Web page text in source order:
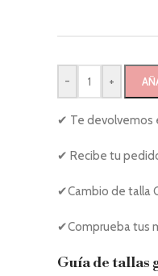
- +
✔ Te devolvemos
✔ Recibe tu
✔Cambio de talla
✔Comprueba tus
Guía de tallas